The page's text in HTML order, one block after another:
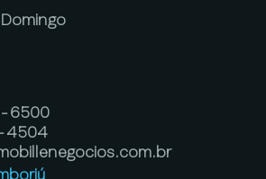
6500
4504